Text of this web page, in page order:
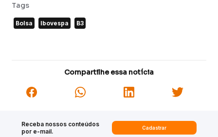
Tags
Bolsa Ibovespa B3
Compartilhe essa notícia
Receba nossos conteúdos
por e-mail.
Cadastrar